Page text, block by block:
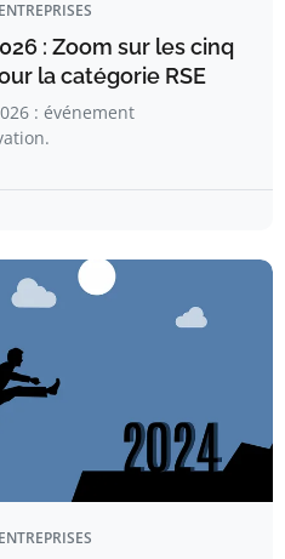
: Zoom sur les cinq
la catégorie RSE
: événement